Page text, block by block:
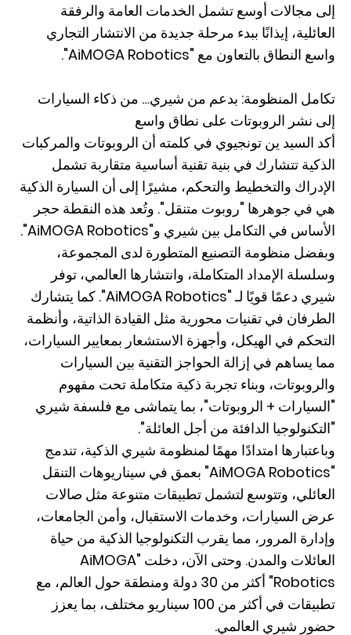
إلى مجالات أوسع تشمل الخدمات العامة والرفقة
العائلية، إيذانًا ببدء مرحلة جديدة من الانتشار التجاري
واسع النطاق بالتعاون مع "AiMOGA Robotics".
تكامل المنظومة: بدعم من شيري… من ذكاء السيارات
إلى نشر الروبوتات على نطاق واسع
أكد السيد ين تونجيوي في كلمته أن الروبوتات والمركبات
الذكية تتشارك في بنية تقنية أساسية متقاربة تشمل
الإدراك والتخطيط والتحكم، مشيرًا إلى أن السيارة الذكية
هي في جوهرها "روبوت متنقل". وتُعد هذه النقطة حجر
الأساس في التكامل بين شيري و"AiMOGA Robotics".
وبفضل منظومة التصنيع المتطورة لدى المجموعة،
وسلسلة الإمداد المتكاملة، وانتشارها العالمي، توفر
شيري دعمًا قويًا لـ "AiMOGA Robotics". كما يتشارك
الطرفان في تقنيات محورية مثل القيادة الذاتية، وأنظمة
التحكم في الهيكل، وأجهزة الاستشعار بمعايير السيارات،
مما يساهم في إزالة الحواجز التقنية بين السيارات
والروبوتات، وبناء تجربة ذكية متكاملة تحت مفهوم
"السيارات + الروبوتات"، بما يتماشى مع فلسفة شيري
"التكنولوجيا الدافئة من أجل العائلة".
وباعتبارها امتدادًا مهمًا لمنظومة شيري الذكية، تندمج
"AiMOGA Robotics" بعمق في سيناريوهات التنقل
العائلي، وتتوسع لتشمل تطبيقات متنوعة مثل صالات
عرض السيارات، وخدمات الاستقبال، وأمن الجامعات،
وإدارة المرور، مما يقرب التكنولوجيا الذكية من حياة
العائلات والمدن. وحتى الآن، دخلت "AiMOGA
Robotics" أكثر من 30 دولة ومنطقة حول العالم، مع
تطبيقات في أكثر من 100 سيناريو مختلف، بما يعزز
حضور شيري العالمي.